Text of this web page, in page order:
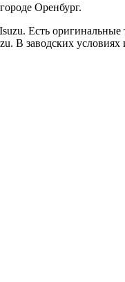
Оренбург.
Есть оригинальные
В заводских